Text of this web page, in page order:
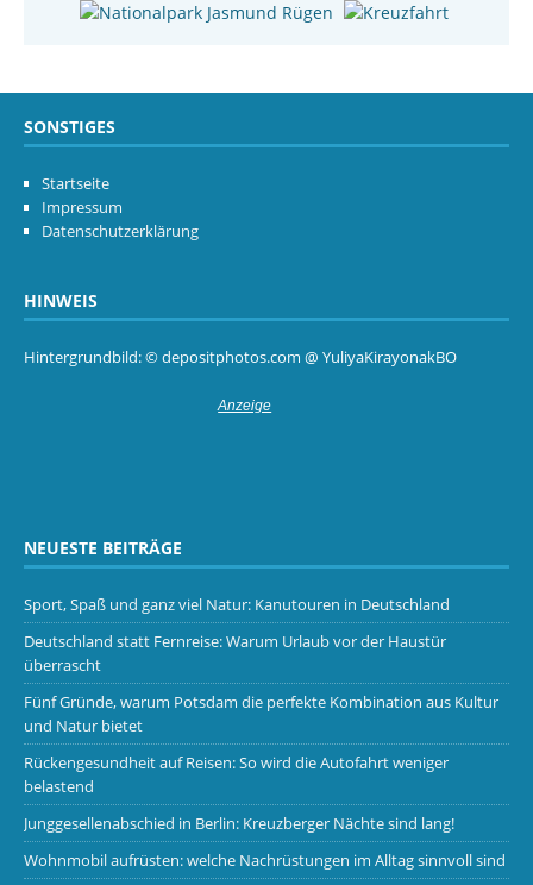
SONSTIGES
Startseite
Impressum
Datenschutzerklärung
HINWEIS
Hintergrundbild: © depositphotos.com @ YuliyaKirayonakBO
NEUESTE BEITRÄGE
Sport, Spaß und ganz viel Natur: Kanutouren in Deutschland
Deutschland statt Fernreise: Warum Urlaub vor der Haustür
überrascht
Fünf Gründe, warum Potsdam die perfekte Kombination aus Kultur
und Natur bietet
Rückengesundheit auf Reisen: So wird die Autofahrt weniger
belastend
Junggesellenabschied in Berlin: Kreuzberger Nächte sind lang!
Wohnmobil aufrüsten: welche Nachrüstungen im Alltag sinnvoll sind